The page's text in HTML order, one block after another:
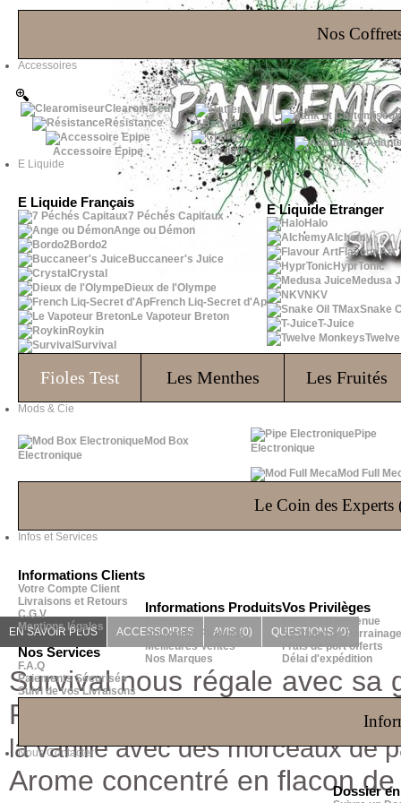
Nos
Accessoires
Clearomiseur
Résistance
Accessoire Epipe
Batterie
Chargeur
Cartomiseur
E Liquide
E Liquide Français
7 Péchés Capitaux
Ange ou Démon
Bordo2
Buccaneer's Juice
Crystal
Dieux de l'Olympe
French Liq-Secret d'Ap
Le Vapoteur Breton
Roykin
Survival
E Liquide Etranger
Halo
Alchemy
Flavour Art
HyprTonic
Medusa
NKV
Snake
T-Juice
Fioles Test Les Menthes Les Fruités
Mods & Cie
Mod Box
Electronique
Pipe
Electronique
Mod Full
Le Coin des Experts
Infos et Services
Informations Clients
Votre Compte Client
Livraisons et Retours
C.G.V
Mentions légales
Nos Services
F.A.Q
Paiements Sécurisés
Suivi de vos Livraisons
Informations Produits
Nouveaux Produits
Meilleures Ventes
Nos Marques
Vos Privilèges
Offre de Bienvenue
Système de Parrainage
Frais de port offerts
Délai d'expédition
Nous Contacter
Dossier
EN SAVOIR PLUS ACCESSOIRES AVIS (0) QUESTIONS (0)
Survival nous régale avec
Premium.
Pandemic de
la vanille avec des morceaux de
Arome concentré en flacon